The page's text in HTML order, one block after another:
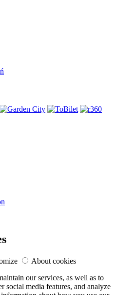
About cookies
our services, as well as to
social media features, and analyze